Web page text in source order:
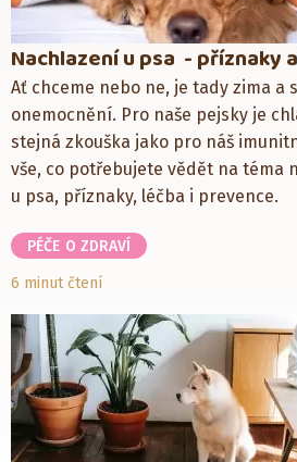
Nachlazení u psa - příznaky
Ať chceme nebo ne, je tady zima a
onemocnění. Pro naše pejsky je
stejná zkouška jako pro náš
vše, co potřebujete vědět na téma
u psa, příznaky, léčba i prevence.
PÉČE O ZDRAVÍ
6 minut čtení